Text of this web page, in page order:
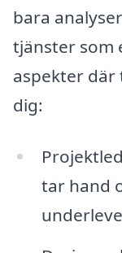
bara
tjänster som
aspekter
dig:
tar hand